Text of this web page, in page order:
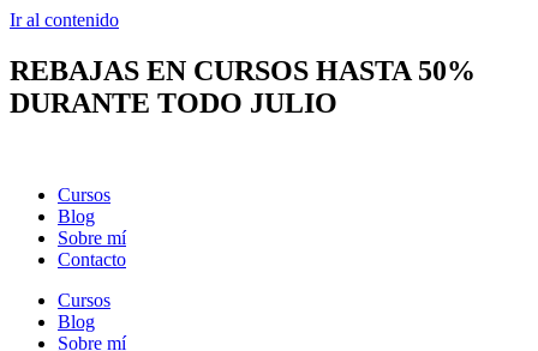
Ir al contenido
REBAJAS EN CURSOS HASTA 50%
DURANTE TODO JULIO
Cursos
Blog
Sobre mí
Contacto
Cursos
Blog
Sobre mí